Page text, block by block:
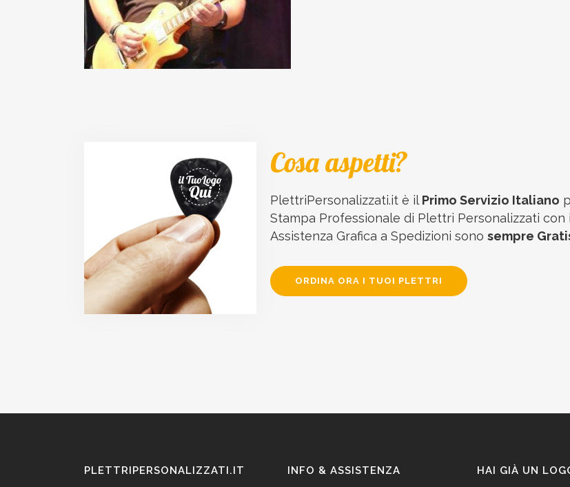
Cosa aspetti?
PlettriPersonalizzati.it è il Primo Servizio Italiano
Stampa Professionale di Plettri Personalizzati con
Assistenza Grafica a Spedizioni sono sempre
ORDINA ORA I TUOI PLETTRI
PLETTRIPERSONALIZZATI.IT INFO & ASSISTENZA HAI GIÀ UN